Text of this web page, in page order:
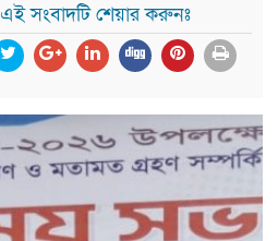
এই সংবাদটি শেয়ার করুনঃ